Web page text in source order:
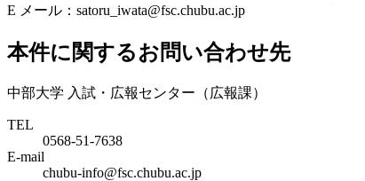
E メール：satoru_iwata@fsc.chubu.ac.jp
本件に関するお問い合わせ先
中部大学 入試・広報センター（広報課）
TEL
0568-51-7638
E-mail
chubu-info@fsc.chubu.ac.jp